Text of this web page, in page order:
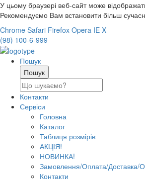
У цьому браузері веб-сайт може
Рекомендуємо Вам встановити більш
Chrome Safari Firefox Opera IE X
(98) 100-6-999
Пошук
Контакти
Сервіси
Головна
Каталог
Таблиця розмірів
АКЦІЯ!
НОВИНКА!
Замовлення/Оплата/Доставка/
Контакти